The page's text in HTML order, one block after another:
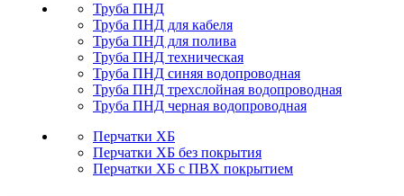
Труба ПНД
Труба ПНД для кабеля
Труба ПНД для полива
Труба ПНД техническая
Труба ПНД синяя водопроводная
Труба ПНД трехслойная водопроводная
Труба ПНД черная водопроводная
Перчатки ХБ
Перчатки ХБ без покрытия
Перчатки ХБ с ПВХ покрытием